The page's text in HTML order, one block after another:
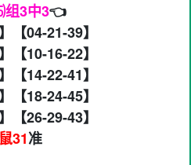
3中3👈
【04-21-39】
【10-16-22】
【14-22-41】
【18-24-45】
【26-29-43】
31准